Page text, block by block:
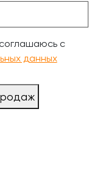
с
данных